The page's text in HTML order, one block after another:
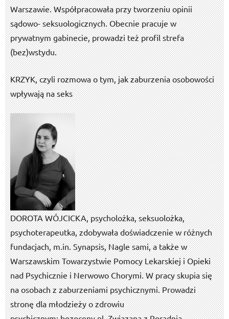
Warszawie. Współpracowała przy tworzeniu opinii
sądowo- seksuologicznych. Obecnie pracuje w
prywatnym gabinecie, prowadzi też profil strefa
(bez)wstydu.
KRZYK, czyli rozmowa o tym, jak zaburzenia osobowości
wpływają na seks
DOROTA WÓJCICKA, psycholożka, seksuolożka,
psychoterapeutka, zdobywała doświadczenie w różnych
fundacjach, m.in. Synapsis, Nagle sami, a także w
Warszawskim Towarzystwie Pomocy Lekarskiej i Opieki
nad Psychicznie i Nerwowo Chorymi. W pracy skupia się
na osobach z zaburzeniami psychicznymi. Prowadzi
stronę dla młodzieży o zdrowiu